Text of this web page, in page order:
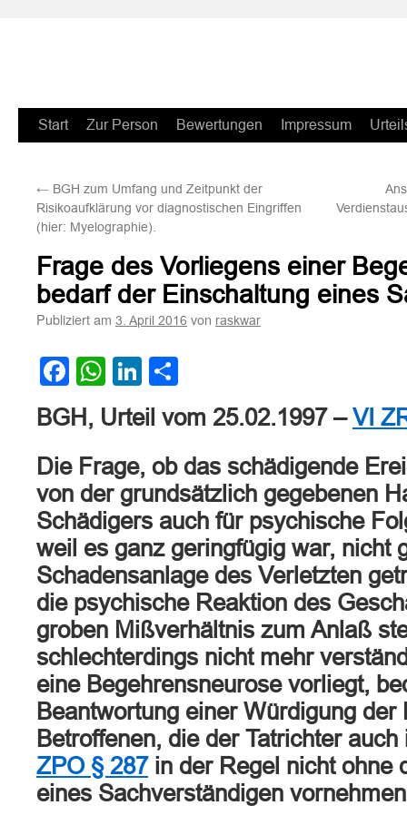
Zum
springen
Start Zur Person Bewertungen Impressum
← BGH zum Umfang und Zeitpunkt der
Risikoaufklärung vor diagnostischen Eingriffen
(hier: Myelographie).
Frage des Vorliegens einer
bedarf der Einschaltung eines
Publiziert am 3. April 2016 von raskwar
Facebook
WhatsApp
LinkedIn
BGH, Urteil vom 25.02.1997 –VI
Die Frage, ob das schädigende
von der grundsätzlich gegebenen
Schädigers auch für psychische
weil es ganz geringfügig war, nicht
Schadensanlage des Verletzten
die psychische Reaktion des
groben Mißverhältnis zum Anlaß
schlechterdings nicht mehr
eine Begehrensneurose vorliegt,
Beantwortung einer Würdigung
Betroffenen, die der Tatrichter
ZPO § 287in der Regel nicht ohne
eines Sachverständigen